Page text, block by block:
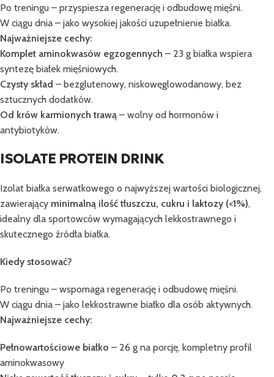
Po treningu – przyspiesza regenerację i odbudowę mięśni.
W ciągu dnia – jako wysokiej jakości uzupełnienie białka.
Najważniejsze cechy:
Komplet aminokwasów egzogennych – 23 g białka wspiera
syntezę białek mięśniowych.
Czysty skład – bezglutenowy, niskowęglowodanowy, bez
sztucznych dodatków.
Od krów karmionych trawą – wolny od hormonów i
antybiotyków.
ISOLATE PROTEIN DRINK
Izolat białka serwatkowego o najwyższej wartości biologicznej,
zawierający minimalną ilość tłuszczu, cukru i laktozy (<1%),
idealny dla sportowców wymagających lekkostrawnego i
skutecznego źródła białka.
Kiedy stosować?
Po treningu – wspomaga regenerację i odbudowę mięśni.
W ciągu dnia – jako lekkostrawne białko dla osób aktywnych.
Najważniejsze cechy:
Pełnowartościowe białko – 26 g na porcję, kompletny profil
aminokwasowy